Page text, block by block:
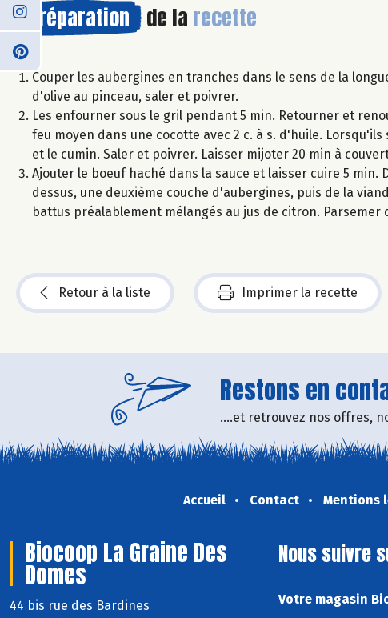
Préparation de la recette
Couper les aubergines en tranches dans le sens de la
d'olive au pinceau, saler et poivrer.
Les enfourner sous le gril pendant 5 min. Retourner et
feu moyen dans une cocotte avec 2 c. à s. d'huile.
et le cumin. Saler et poivrer. Laisser mijoter 20 min à
Ajouter le boeuf haché dans la sauce et laisser cuire 5
dessus, une deuxième couche d'aubergines, puis de la
battus préalablement mélangés au jus de citron. Parsemer
Retour à la liste Imprimer la recette
Restons en
....et retrouvez nos offres,
Accueil Contact Mentions
Biocoop La Graine Des
Domes
44 bis rue des Bardines
Nous suivre
Votre magasin